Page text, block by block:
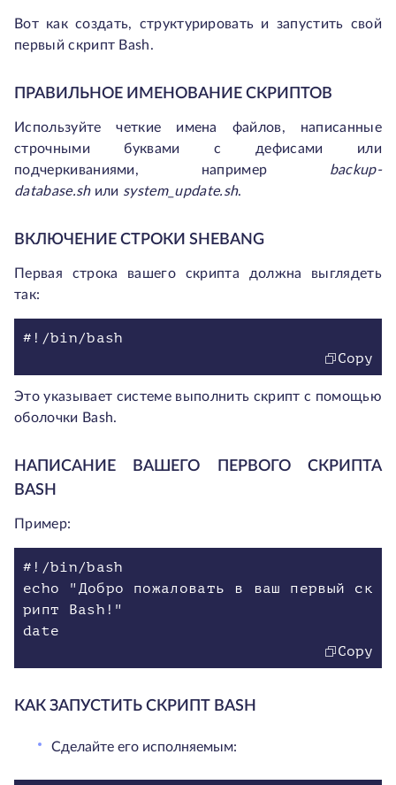
Вот как создать, структурировать и запустить свой
первый скрипт Bash.
ПРАВИЛЬНОЕ ИМЕНОВАНИЕ СКРИПТОВ
Используйте четкие имена файлов, написанные
строчными буквами с дефисами или
подчеркиваниями, например
backup-
database.sh или system_update.sh.
ВКЛЮЧЕНИЕ СТРОКИ SHEBANG
Первая строка вашего скрипта должна выглядеть
так:
#!/bin/bash
Copy
Это указывает системе выполнить скрипт с помощью
оболочки Bash.
НАПИСАНИЕ ВАШЕГО ПЕРВОГО СКРИПТА
BASH
Пример:
#!/bin/bash
echo "Добро пожаловать в ваш первый ск
рипт Bash!"
date
Copy
КАК ЗАПУСТИТЬ СКРИПТ BASH
Сделайте его исполняемым: